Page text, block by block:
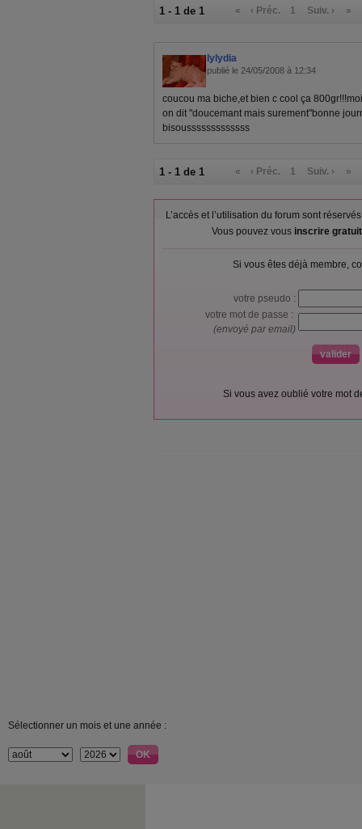
1 - 1 de 1 « ‹ Préc. 1 Suiv. › »
lylydia
publié le 24/05/2008 à 12:34
coucou ma biche,et bien c cool ça
on dit "doucemant mais surement"bonne
bisousssssssssssss
1 - 1 de 1 « ‹ Préc. 1 Suiv. › »
L’accès et l’utilisation du forum sont
Vous pouvez vous inscrire
Si vous êtes déjà membre,
votre pseudo :
votre mot de passe :
(envoyé par email)
Si vous avez oublié votre mot
Sélectionner un mois et une année :